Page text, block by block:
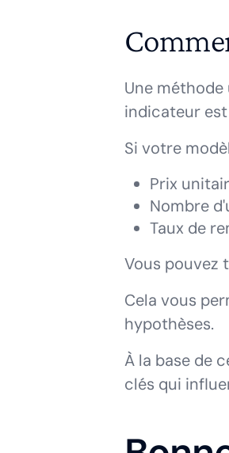
Une méthode
indicateur
Si votre
Prix
Nombre
Taux de
Vous pouvez
Cela vous
hypothèses.
À la base de
clés qui